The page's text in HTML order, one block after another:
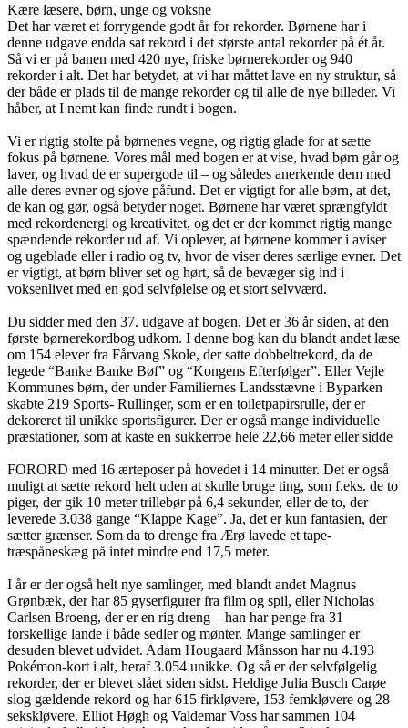
Kære læsere, børn, unge og voksne
Det har været et forrygende godt år for rekorder. Børnene har i
denne udgave endda sat rekord i det største antal rekorder på ét år.
Så vi er på banen med 420 nye, friske børnerekorder og 940
rekorder i alt. Det har betydet, at vi har måttet lave en ny struktur, så
der både er plads til de mange rekorder og til alle de nye billeder. Vi
håber, at I nemt kan finde rundt i bogen.
Vi er rigtig stolte på børnenes vegne, og rigtig glade for at sætte
fokus på børnene. Vores mål med bogen er at vise, hvad børn går og
laver, og hvad de er supergode til – og således anerkende dem med
alle deres evner og sjove påfund. Det er vigtigt for alle børn, at det,
de kan og gør, også betyder noget. Børnene har været sprængfyldt
med rekordenergi og kreativitet, og det er der kommet rigtig mange
spændende rekorder ud af. Vi oplever, at børnene kommer i aviser
og ugeblade eller i radio og tv, hvor de viser deres særlige evner. Det
er vigtigt, at børn bliver set og hørt, så de bevæger sig ind i
voksenlivet med en god selvfølelse og et stort selvværd.
Du sidder med den 37. udgave af bogen. Det er 36 år siden, at den
første børnerekordbog udkom. I denne bog kan du blandt andet læse
om 154 elever fra Fårvang Skole, der satte dobbeltrekord, da de
legede “Banke Banke Bøf” og “Kongens Efterfølger”. Eller Vejle
Kommunes børn, der under Familiernes Landsstævne i Byparken
skabte 219 Sports- Rullinger, som er en toiletpapirsrulle, der er
dekoreret til unikke sportsfigurer. Der er også mange individuelle
præstationer, som at kaste en sukkerroe hele 22,66 meter eller sidde
FORORD med 16 ærteposer på hovedet i 14 minutter. Det er også
muligt at sætte rekord helt uden at skulle bruge ting, som f.eks. de to
piger, der gik 10 meter trillebør på 6,4 sekunder, eller de to, der
leverede 3.038 gange “Klappe Kage”. Ja, det er kun fantasien, der
sætter grænser. Som da to drenge fra Ærø lavede et tape-
træspåneskæg på intet mindre end 17,5 meter.
I år er der også helt nye samlinger, med blandt andet Magnus
Grønbæk, der har 85 gyserfigurer fra film og spil, eller Nicholas
Carlsen Broeng, der er en rig dreng – han har penge fra 31
forskellige lande i både sedler og mønter. Mange samlinger er
desuden blevet udvidet. Adam Hougaard Månsson har nu 4.193
Pokémon-kort i alt, heraf 3.054 unikke. Og så er der selvfølgelig
rekorder, der er blevet slået siden sidst. Heldige Julia Busch Carøe
slog gældende rekord og har 615 firkløvere, 153 femkløvere og 28
sekskløvere. Elliot Høgh og Valdemar Voss har sammen 104